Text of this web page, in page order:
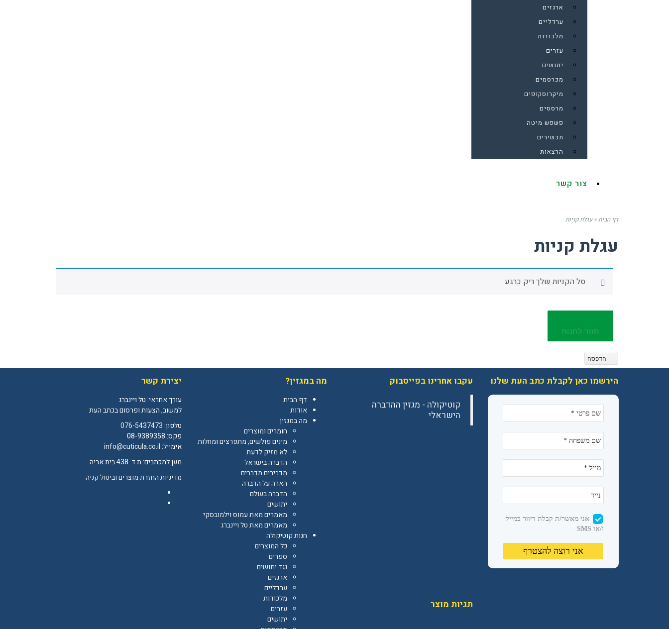
ארגזים
ערדליים
מלכודות
עזרים
יתושים
מכרסמים
מיקרוסקופים
מרססים
פשפש מיטה
תכשירים
הרצאות
צור קשר
דף הבית» עגלת קניות
עגלת קניות
סל הקניות שלך ריק כרגע.
חזור לחנות
הדפסה
יצירת קשר
עורך אחראי: טל ויינברג
למשוב, הצעות ופרסום בכתב העת
טלפון:076-5437473
פקס: 08-9389358
אימייל:info@cuticula.co.il
מען למכתבים: ת.ד. 438 בית אריה
מדיניות החזרת מוצרים וביטול קניה
מה במגזין?
דף הבית
אודות
מה במגזין
חומרים ומוצרים
מינים פולשים, מתפרצים ומחלות
לא מזיק לדעת
הדברה בישראל
מַדְבִּירִים מְדַבְּרִים
הארה על הדברה
הדברה בעולם
יתושים
מאמרים מאת עמוס וילמובסקי
מאמרים מאת טל ויינברג
חנות קוטיקולה
כל המוצרים
ספרים
נגד יתושים
ארגזים
ערדליים
מלכודות
עזרים
יתושים
עקבו אחרינו בפייסבוק
‎קוטיקולה - מגזין ההדברה
הישראלי‎
הירשמו כאן לקבלת כתב העת שלנו
תגיות מוצר